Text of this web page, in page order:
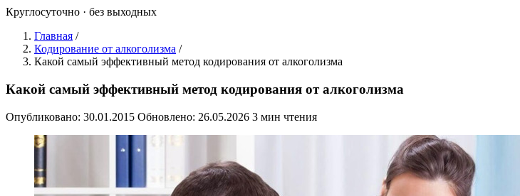
Круглосуточно · без выходных
Главная /
Кодирование от алкоголизма /
Какой самый эффективный метод кодирования от алкоголизма
Какой самый эффективный метод кодирования от алкоголизма
Опубликовано: 30.01.2015 Обновлено: 26.05.2026 3 мин чтения